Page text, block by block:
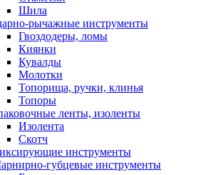
Шила
рычажные инструменты
Гвоздодеры, ломы
Киянки
Кувалды
Молотки
Топорища, ручки, клинья
Топоры
ленты, изоленты
Изолента
Скотч
инструменты
губцевые инструменты